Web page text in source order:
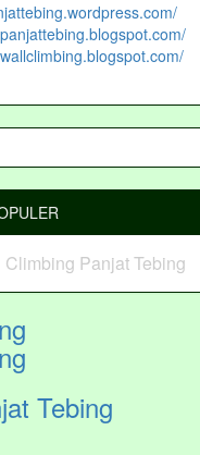
Climbing Panjat Tebing
Tebing